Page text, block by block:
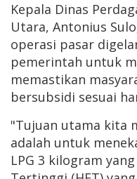
Kepala Dinas
Utara, Antonius
operasi pasar
pemerintah untuk
memastikan
bersubsidi sesuai
"Tujuan utama kita
adalah untuk
LPG 3 kilogram